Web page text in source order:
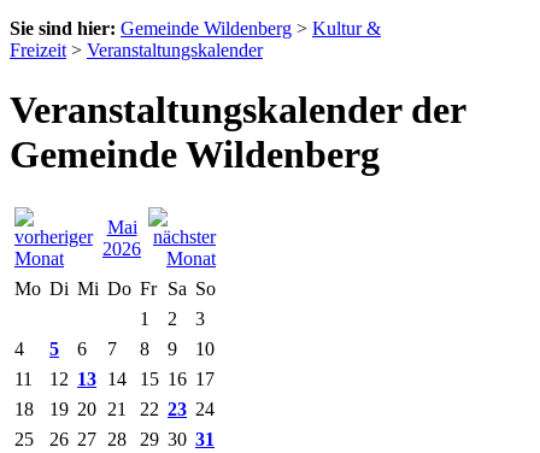
Sie sind hier: Gemeinde Wildenberg > Kultur &
Freizeit > Veranstaltungskalender
Veranstaltungskalender der
Gemeinde Wildenberg
Mai
2026
Mo Di Mi Do Fr Sa So
1
2
3
4
5 6 7 8 9
10
11
12 13 14 15 16 17
18
19 20 21 22 23 24
25
26 27 28 29 30 31